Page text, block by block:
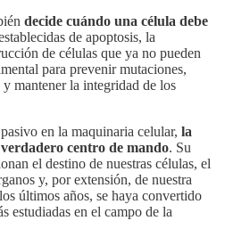
decide cuándo una célula debe
de apoptosis, la
de células que ya no pueden
para prevenir mutaciones,
mantener la integridad de los
en la maquinaria celular, la
centro de mando. Su
el destino de nuestras células, el
y, por extensión, de nuestra
últimos años, se haya convertido
estudiadas en el campo de la